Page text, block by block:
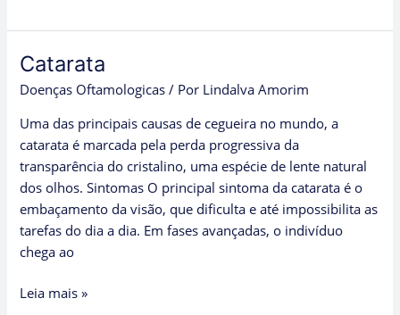
Catarata
Doenças Oftamologicas / Por Lindalva Amorim
Uma das principais causas de cegueira no mundo, a
catarata é marcada pela perda progressiva da
transparência do cristalino, uma espécie de lente natural
dos olhos. Sintomas O principal sintoma da catarata é o
embaçamento da visão, que dificulta e até impossibilita as
tarefas do dia a dia. Em fases avançadas, o indivíduo
chega ao
Catarata
Leia mais »